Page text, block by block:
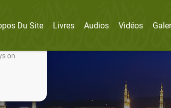
it.
on
Du Site Livres Audios Vidéos